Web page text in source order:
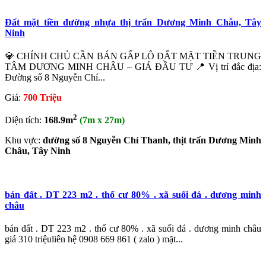
Đất mặt tiền đường nhựa thị trấn Dương Minh Châu, Tây
Ninh
​💎 CHÍNH CHỦ CẦN BÁN GẤP LÔ ĐẤT MẶT TIỀN TRUNG
TÂM DƯƠNG MINH CHÂU – GIÁ ĐẦU TƯ ​📍 Vị trí đắc địa:
Đường số 8 Nguyễn Chí...
Giá: 700 Triệu
Diện tích: 168.9m2 (7m x 27m)
Khu vực: đường số 8 Nguyễn Chí Thanh, thịt trấn Dương Minh
Châu, Tây Ninh
bán đất . DT 223 m2 . thổ cư 80% . xã suối đá . dương minh
châu
bán đất . DT 223 m2 . thổ cư 80% . xã suối đá . dương minh châu
giá 310 triệuliên hệ 0908 669 861 ( zalo ) mặt...